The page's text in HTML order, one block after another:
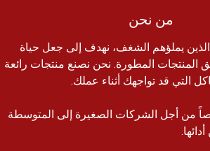
من نحن
يملؤهم الشغف، نهدف إلى جعل حياة
المطورة. نحن نصنع منتجات رائعة
التي قد تواجهك أثناء عملك.
من أجل الشركات الصغيرة إلى المتوسطة